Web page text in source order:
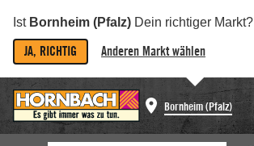
Ist Bornheim (Pfalz) Dein richtiger Markt?
JA, RICHTIG Anderen Markt wählen
Bornheim (Pfalz)